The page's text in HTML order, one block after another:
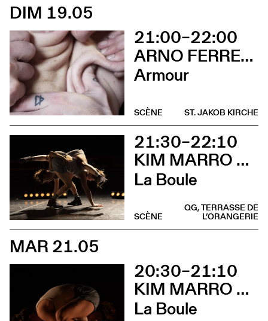
DIM 19.05
21:00–22:00
ARNO FERRERA & GILLES POLET
Armour
ST. JAKOB KIRCHE
SCÈNE
21:30–22:10
KIM MARRO & LIAM LELARGE
La Boule
QG, TERRASSE DE
L’ORANGERIE
SCÈNE
MAR 21.05
20:30–21:10
KIM MARRO & LIAM LELARGE
La Boule